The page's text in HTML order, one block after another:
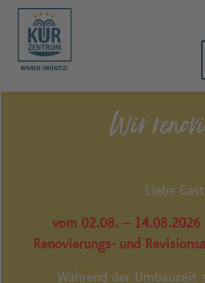
Impressum
Kurzentrum Waren (Müritz)
Am Kurpark 2
17192 Waren (Müritz)
Wir
Liebe
vom 02.08. –
Renovierungs- und
Während der Umbauzeit